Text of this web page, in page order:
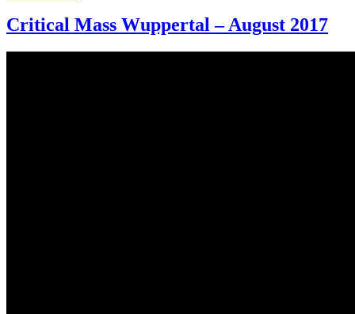
Critical Mass Wuppertal – August 2017